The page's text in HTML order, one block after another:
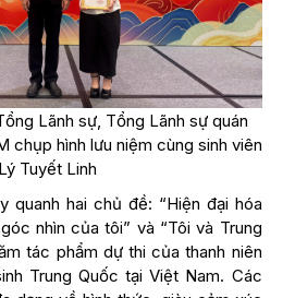
Lãnh sự, Tổng Lãnh sự quán
chụp hình lưu niệm cùng sinh viên
Lý Tuyết Linh
quanh hai chủ đề: “Hiện đại hóa
nhìn của tôi” và “Tôi và Trung
tác phẩm dự thi của thanh niên
Trung Quốc tại Việt Nam. Các